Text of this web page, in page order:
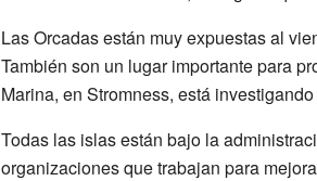
Las Orcadas están muy expuestas al
También son un lugar importante para
Marina, en Stromness, está
Todas las islas están bajo la
organizaciones que trabajan para